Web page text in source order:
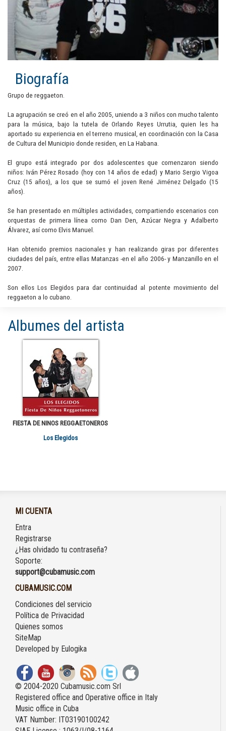
Biografía
Grupo de reggaeton.
La agrupación se creó en el año 2005, uniendo a 3 niños con mucho talento
para la música, bajo la tutela de Orlando Reyes Urrutia, quien les ha
aportado su experiencia en el terreno musical, en coordinación con la Casa
de Cultura del Municipio donde residen, en La Habana.
El grupo está integrado por dos adolescentes que comenzaron siendo
niños: Iván Pérez Rosado (hoy con 14 años de edad) y Mario Sergio Vigoa
Cruz (15 años), a los que se sumó el joven René Jiménez Delgado (15
años).
Se han presentado en múltiples actividades, compartiendo escenarios con
orquestas de primera línea como Dan Den, Azúcar Negra y Adalberto
Álvarez, así como Elvis Manuel.
Han obtenido premios nacionales y han realizando giras por diferentes
ciudades del país, entre ellas Matanzas -en el año 2006- y Manzanillo en el
2007.
Son ellos Los Elegidos para dar continuidad al potente movimiento del
reggaeton a lo cubano.
Albumes del artista
FIESTA DE NINOS REGGAETONEROS
Los Elegidos
MI CUENTA
Entra
Registrarse
¿Has olvidado tu contraseña?
Soporte:
support@cubamusic.com
CUBAMUSIC.COM
Condiciones del servicio
Política de Privacidad
Quienes somos
SiteMap
Developed by Eulogika
© 2004-2020 Cubamusic.com Srl
Registered office and Operative office in Italy
Music office in Cuba
VAT Number: IT03190100242